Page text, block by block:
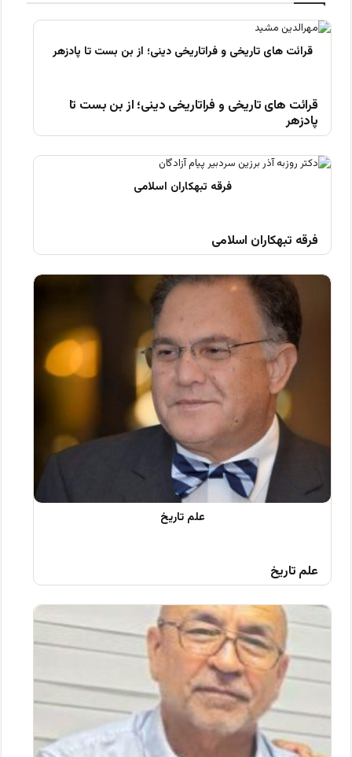
قرائت های تاریخی و فراتاریخی دینی؛ از بن بست تا
پادزهر
فرقه تبهکاران اسلامی
علم تاریخ